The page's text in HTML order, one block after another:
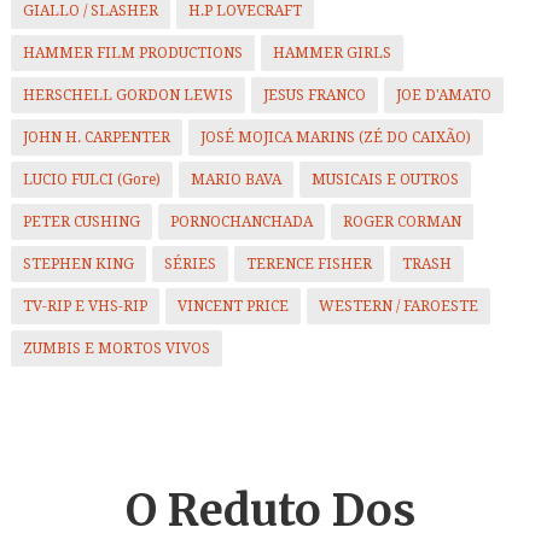
GIALLO / SLASHER H.P LOVECRAFT
HAMMER FILM PRODUCTIONS HAMMER GIRLS
HERSCHELL GORDON LEWIS JESUS FRANCO JOE D'AMATO
JOHN H. CARPENTER JOSÉ MOJICA MARINS (ZÉ DO CAIXÃO)
LUCIO FULCI (Gore) MARIO BAVA MUSICAIS E OUTROS
PETER CUSHING PORNOCHANCHADA ROGER CORMAN
STEPHEN KING SÉRIES TERENCE FISHER TRASH
TV-RIP E VHS-RIP VINCENT PRICE WESTERN / FAROESTE
ZUMBIS E MORTOS VIVOS
O Reduto Dos